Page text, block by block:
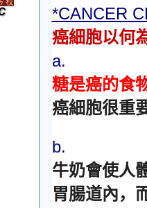
*CANCER
癌細胞以何
a.
糖是癌的食
癌細胞很重
b.
牛奶會使人
胃腸道內，